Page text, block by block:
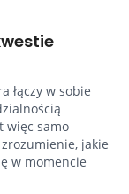
łączy w sobie
więc samo
jakie
w momencie